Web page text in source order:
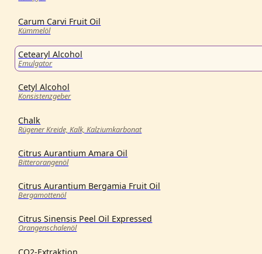
Carum Carvi Fruit Oil
Kümmelöl
Cetearyl Alcohol
Emulgator
Cetyl Alcohol
Konsistenzgeber
Chalk
Rügener Kreide, Kalk, Kalziumkarbonat
Citrus Aurantium Amara Oil
Bitterorangenöl
Citrus Aurantium Bergamia Fruit Oil
Bergamottenöl
Citrus Sinensis Peel Oil Expressed
Orangenschalenöl